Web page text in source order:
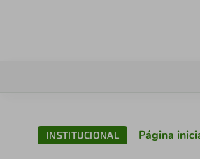
INSTITUCIONAL Página